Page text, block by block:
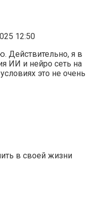
12:50
Действительно, я в
ИИ и нейро сеть на
это не очень
в своей жизни